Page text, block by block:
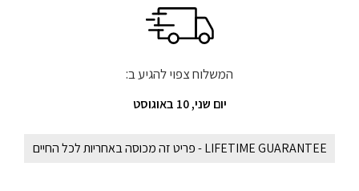
המשלוח צפוי להגיע ב:
יום שני, 10 באוגוסט
LIFETIME GUARANTEE - פריט זה מכוסה באחריות לכל החיים